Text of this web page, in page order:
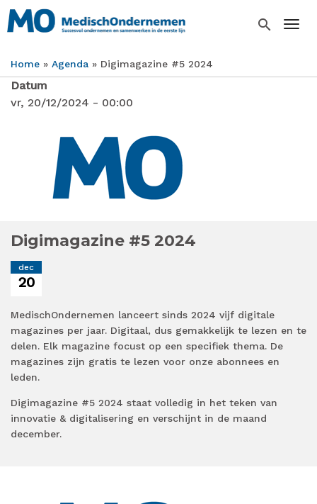
Overslaan
en
inhoud
gaan
search
Kruimelpad
Home Agenda Digimagazine #5 2024
Datum
vr, 20/12/2024 - 00:00
Digimagazine #5 2024
dec
20
MedischOndernemen lanceert sinds 2024 vijf digitale
magazines per jaar. Digitaal, dus gemakkelijk te lezen en te
delen. Elk magazine focust op een specifiek thema. De
magazines zijn gratis te lezen voor onze abonnees en
leden.
Digimagazine #5 2024 staat volledig in het teken van
innovatie & digitalisering en verschijnt in de maand
december.